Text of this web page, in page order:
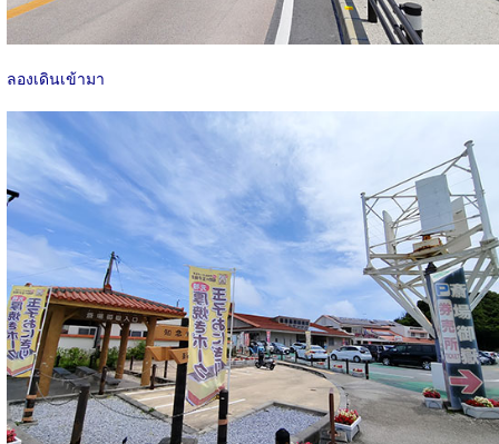
ลองเดินเข้ามา